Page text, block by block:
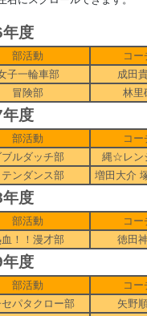
度
部活動 コー
子一輪車部
成田
冒険部
林里
度
部活動 コー
ブルダッチ部
縄☆レン
テンダンス部
増田大介
度
部活動 コー
！！漫才部
徳田
度
部活動 コー
パタクロー部
矢野